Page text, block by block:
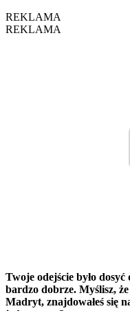
REKLAMA
REKLAMA
Twoje odejście było
bardzo dobrze. Myślisz, że
Madryt, znajdowałeś się